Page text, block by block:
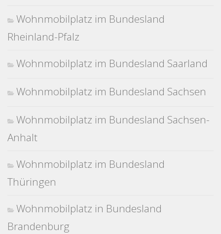
Wohnmobilplatz im Bundesland
Rheinland-Pfalz
Wohnmobilplatz im Bundesland Saarland
Wohnmobilplatz im Bundesland Sachsen
Wohnmobilplatz im Bundesland Sachsen-
Anhalt
Wohnmobilplatz im Bundesland
Thüringen
Wohnmobilplatz in Bundesland
Brandenburg